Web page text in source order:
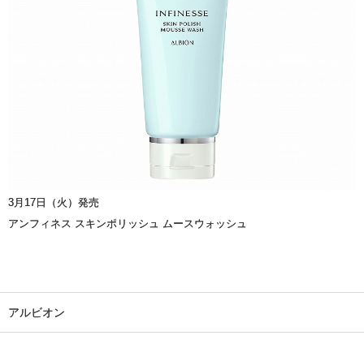
アルビオン
3月17日（火）発売
アンフィネス スキンポリッシュ ムースウォッシュ